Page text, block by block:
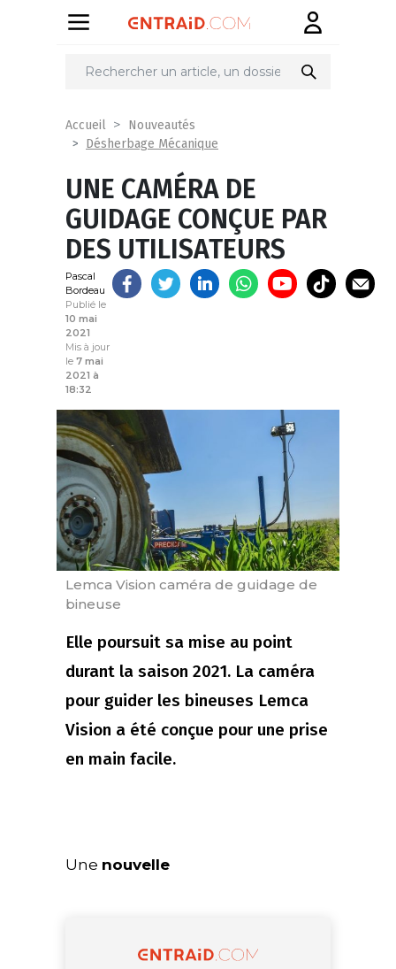
Partager
Accueil
Nouveautés
Désherbage Mécanique
UNE CAMÉRA DE
GUIDAGE CONÇUE PAR
DES UTILISATEURS
Pascal
Bordeau
Publié le
10 mai
2021
Mis à jour
le 7 mai
2021 à
18:32
Lemca Vision caméra de guidage de
bineuse
Elle poursuit sa mise au point
durant la saison 2021. La caméra
pour guider les bineuses Lemca
Vision a été conçue pour une prise
en main facile.
Une nouvelle